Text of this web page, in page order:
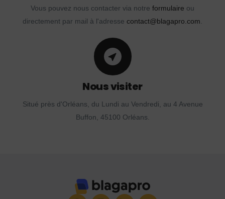
Vous pouvez nous contacter via notre formulaire ou
directement par mail à l'adresse contact@blagapro.com.
Nous visiter
Situé près d'Orléans, du Lundi au Vendredi, au 4 Avenue
Buffon, 45100 Orléans.